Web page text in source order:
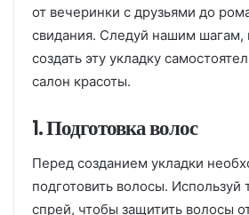
от вечеринки с друзьями до
свидания. Следуй нашим
создать эту укладку
салон красоты.
1. Подготовка волос
Перед созданием укладки
подготовить волосы.
спрей, чтобы защитить волосы